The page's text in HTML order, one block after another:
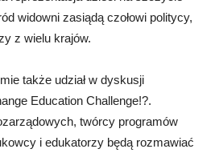
widowni zasiądą czołowi politycy,
z wielu krajów.
także udział w dyskusji
Education Challenge!?.
twórcy programów
i edukatorzy będą rozmawiać